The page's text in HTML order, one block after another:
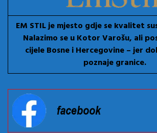
EM STIL je mjesto gdje se kvalitet
Nalazimo se u Kotor Varošu, ali
cijele Bosne i Hercegovine – jer
poznaje granice.